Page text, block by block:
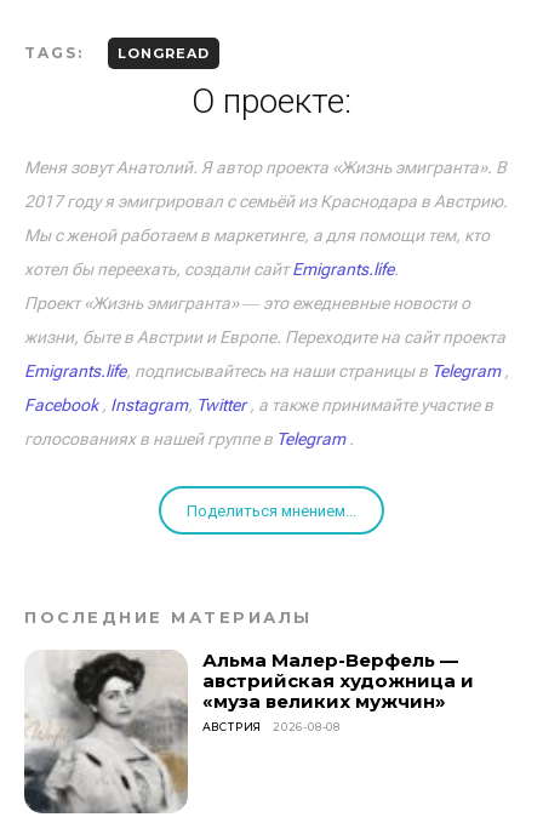
TAGS: LONGREAD
О проекте:
Меня зовут Анатолий. Я автор проекта «Жизнь эмигранта». В
2017 году я эмигрировал с семьёй из Краснодара в Австрию.
Мы с женой работаем в маркетинге, а для помощи тем, кто
хотел бы переехать, создали сайтEmigrants.life.
Проект «Жизнь эмигранта» ― это ежедневные новости о
жизни, быте в Австрии и Европе. Переходите на сайт проекта
Emigrants.life, подписывайтесь на наши страницы в Telegram,
Facebook, Instagram, Twitter, а также принимайте участие в
голосованиях в нашей группе в Telegram.
Поделиться мнением...
ПОСЛЕДНИЕ МАТЕРИАЛЫ
Альма Малер-Верфель —
австрийская художница и
«муза великих мужчин»
АВСТРИЯ 2026-08-08